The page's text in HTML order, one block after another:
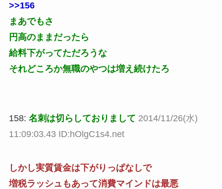
>>156
まあでもさ
円高のままだったら
給料下がってただろうな
それどころか無職のやつは増え続けたろ
158: 名刺は切らしておりまして 2014/11/26(水)
11:09:03.43 ID:hOlgC1s4.net
しかし実質賃金は下がりっぱなしで
増税ラッシュもあって消費マインドは最悪